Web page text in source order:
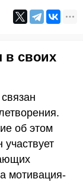
в своих
об этом
мотивация-